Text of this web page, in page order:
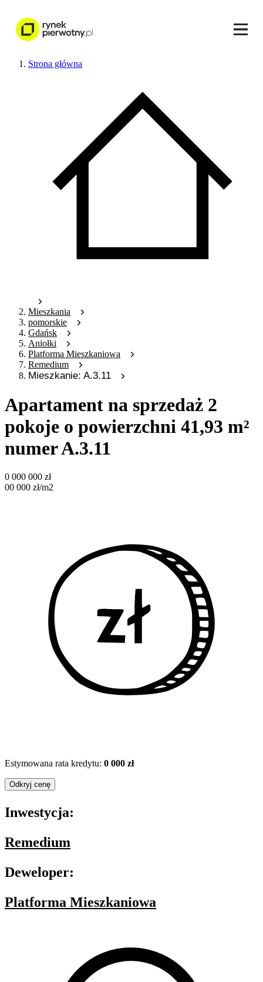
Strona główna
Mieszkania
pomorskie
Gdańsk
Aniołki
Platforma Mieszkaniowa
Remedium
Mieszkanie: A.3.11
Apartament na sprzedaż 2
pokoje o powierzchni 41,93 m²
numer A.3.11
0 000 000 zł
00 000 zł/m2
Estymowana rata kredytu: 0 000 zł
Odkryj cenę
Inwestycja:
Remedium
Deweloper:
Platforma Mieszkaniowa